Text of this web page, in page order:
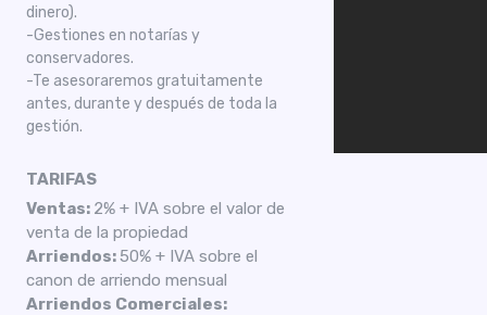
dinero).
-Gestiones en notarías y
conservadores.
-Te asesoraremos gratuitamente
antes, durante y después de toda la
gestión.
TARIFAS
Ventas: 2% + IVA sobre el valor de
venta de la propiedad
Arriendos:50% + IVA sobre el
canon de arriendo mensual
Arriendos Comerciales: